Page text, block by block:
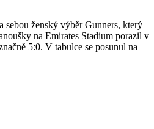
sebou ženský výběr Gunners, který
na Emirates Stadium porazil v
5:0. V tabulce se posunul na